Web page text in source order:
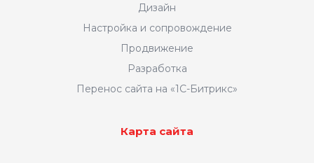
Дизайн
Настройка и сопровождение
Продвижение
Разработка
Перенос сайта на «1С-Битрикс»
Карта сайта